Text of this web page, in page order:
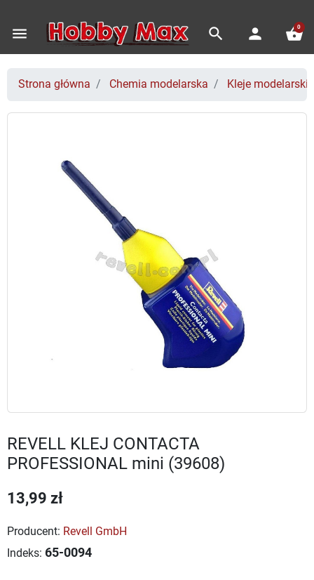
menu search person shopping_basket
0
Strona główna Chemia modelarska Kleje modelarskie
REVELL KLEJ CONTACTA
PROFESSIONAL mini (39608)
13,99 zł
Producent: Revell GmbH
Indeks: 65-0094